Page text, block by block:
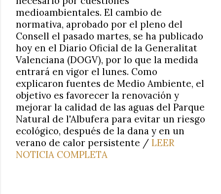
medioambientales. El cambio de
normativa, aprobado por el pleno del
Consell el pasado martes, se ha publicado
hoy en el Diario Oficial de la Generalitat
Valenciana (DOGV), por lo que la medida
entrará en vigor el lunes. Como
explicaron fuentes de Medio Ambiente, el
objetivo es favorecer la renovación y
mejorar la calidad de las aguas del Parque
Natural de l'Albufera para evitar un riesgo
ecológico, después de la dana y en un
verano de calor persistente / LEER
NOTICIA COMPLETA